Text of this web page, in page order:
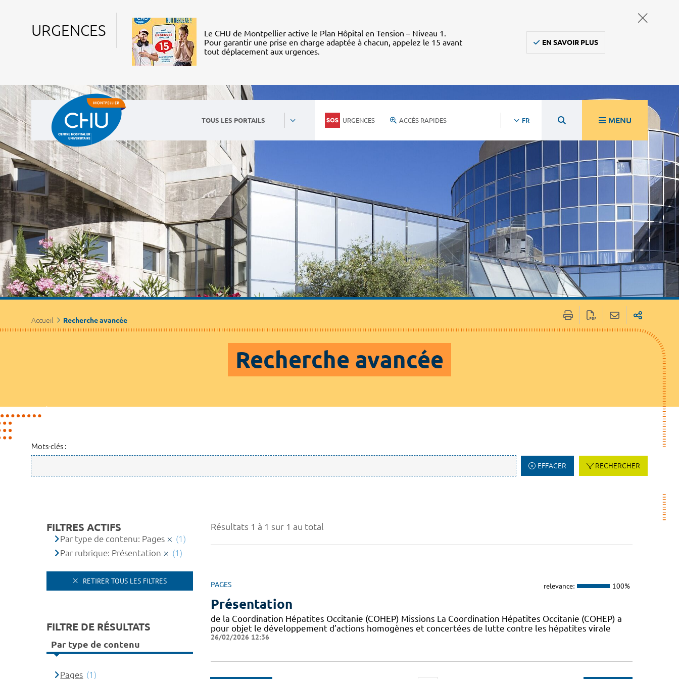
URGENCES
Le CHU de Montpellier active le Plan Hôpital en Tension – Niveau 1.
Pour garantir une prise en charge adaptée à chacun, appelez le 15 avant
tout déplacement aux urgences.
EN SAVOIR PLUS
TOUS LES PORTAILS URGENCES ACCÈS RAPIDES FR MENU
Accueil Recherche avancée
Recherche avancée
Mots-clés :
EFFACER RECHERCHER
Résultats 1 à 1 sur 1 au total
PAGES relevance: 100%
Présentation
de la Coordination Hépatites Occitanie (COHEP) Missions La Coordination Hépatites Occitanie (COHEP) a
pour objet le développement d’actions homogènes et concertées de lutte contre les hépatites virale
26/02/2026 12:36
FILTRES ACTIFS
Par type de contenu: Pages
(1)
Par rubrique: Présentation
(1)
RETIRER TOUS LES FILTRES
FILTRE DE RÉSULTATS
Par type de contenu
Pages (1)